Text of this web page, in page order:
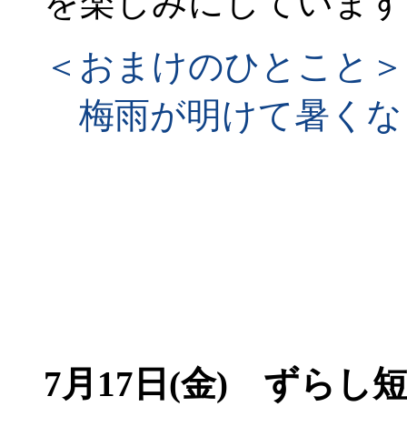
＜おまけのひとこと＞
梅雨が明けて暑く
7月17日(金) ずらし